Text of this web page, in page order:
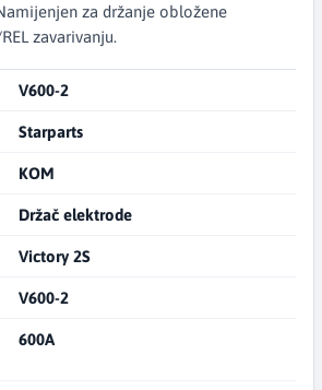
za držanje obložene
zavarivanju.
V600-2
Starparts
KOM
Držač elektrode
Victory 2S
V600-2
600A